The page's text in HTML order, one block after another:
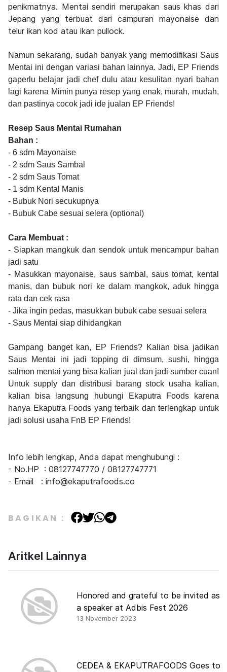
penikmatnya. Mentai sendiri merupakan saus khas dari
Jepang yang terbuat dari campuran mayonaise dan
telur ikan kod atau ikan pullock.
Namun sekarang, sudah banyak yang memodifikasi Saus
Mentai ini dengan variasi bahan lainnya. Jadi, EP Friends
gaperlu belajar jadi chef dulu atau kesulitan nyari bahan
lagi karena Mimin punya resep yang enak, murah, mudah,
dan pastinya cocok jadi ide jualan EP Friends!
Resep Saus Mentai Rumahan
Bahan :
- 6 sdm Mayonaise
- 2 sdm Saus Sambal
- 2 sdm Saus Tomat
- 1 sdm Kental Manis
- Bubuk Nori secukupnya
- Bubuk Cabe sesuai selera (optional)
Cara Membuat :
- Siapkan mangkuk dan sendok untuk mencampur bahan
jadi satu
- Masukkan mayonaise, saus sambal, saus tomat, kental
manis, dan bubuk nori ke dalam mangkok, aduk hingga
rata dan cek rasa
- Jika ingin pedas, masukkan bubuk cabe sesuai selera
- Saus Mentai siap dihidangkan
Gampang banget kan, EP Friends? Kalian bisa jadikan
Saus Mentai ini jadi topping di dimsum, sushi, hingga
salmon mentai yang bisa kalian jual dan jadi sumber cuan!
Untuk supply dan distribusi barang stock usaha kalian,
kalian bisa langsung hubungi Ekaputra Foods karena
hanya Ekaputra Foods yang terbaik dan terlengkap untuk
jadi solusi usaha FnB EP Friends!
Info lebih lengkap, Anda dapat menghubungi :
- No.HP : 08127747770 / 08127747771
- Email : info@ekaputrafoods.co
BAGIKAN :
Aritkel Lainnya
Honored and grateful to be invited as
a speaker at Adbis Fest 2026
13 November 2023
CEDEA & EKAPUTRAFOODS Goes to